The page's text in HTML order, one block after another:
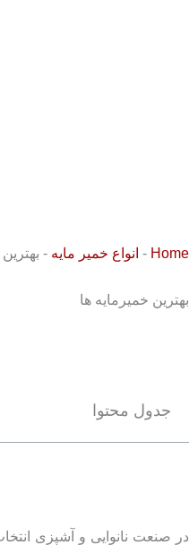
Home
- انواع خمیر مایه -
بهترین خمیرمایه‌ ها
جدول محتوا
در صنعت نانوایی و آشپزی